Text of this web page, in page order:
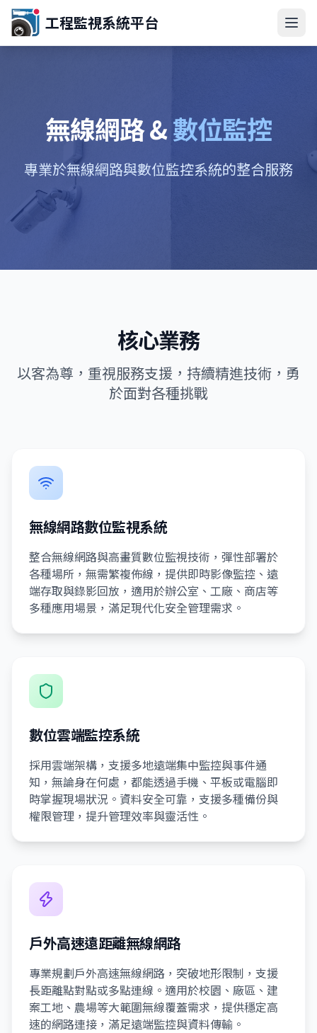
工程監視系統平台
無線網路 &數位監控
專業於無線網路與數位監控系統的整合服務
核心業務
以客為尊，重視服務支援，持續精進技術，勇
於面對各種挑戰
無線網路數位監視系統
整合無線網路與高畫質數位監視技術，彈性部署於
各種場所，無需繁複佈線，提供即時影像監控、遠
端存取與錄影回放，適用於辦公室、工廠、商店等
多種應用場景，滿足現代化安全管理需求。
數位雲端監控系統
採用雲端架構，支援多地遠端集中監控與事件通
知，無論身在何處，都能透過手機、平板或電腦即
時掌握現場狀況。資料安全可靠，支援多種備份與
權限管理，提升管理效率與靈活性。
戶外高速遠距離無線網路
專業規劃戶外高速無線網路，突破地形限制，支援
長距離點對點或多點連線。適用於校園、廠區、建
案工地、農場等大範圍無線覆蓋需求，提供穩定高
速的網路連接，滿足遠端監控與資料傳輸。